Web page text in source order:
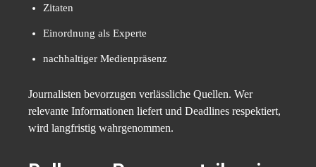
Zitaten
Einordnung als Experte
nachhaltiger Medienpräsenz
Journalisten bevorzugen verlässliche Quellen. Wer
relevante Informationen liefert und Deadlines respektiert,
wird langfristig wahrgenommen.